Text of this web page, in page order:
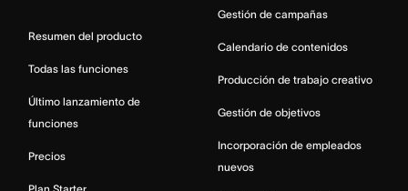
Resumen del producto
Todas las funciones
Último lanzamiento de
funciones
Precios
Gestión de campañas
Calendario de contenidos
Producción de trabajo creativo
Gestión de objetivos
Incorporación de empleados
nuevos